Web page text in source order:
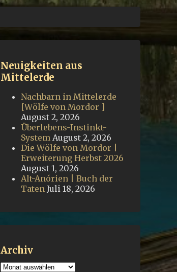
Neuigkeiten aus
Mittelerde
Nachbarn in Mittelerde
[Wölfe von Mordor ]
August 2, 2026
Überlebens-Instinkt-
System August 2, 2026
Die Wölfe von Mordor |
Erweiterung Herbst 2026
August 1, 2026
Alt-Anórien | Buch der
Taten Juli 18, 2026
Archiv
Archiv